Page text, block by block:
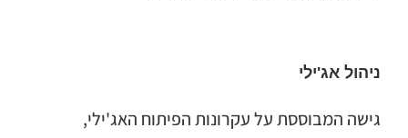
ניהול אג'ילי
גישה המבוססת על עקרונות הפיתוח האג'ילי,